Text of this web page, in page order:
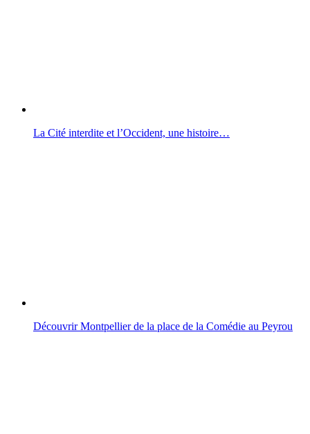
La Cité interdite et l’Occident, une histoire…
Découvrir Montpellier de la place de la Comédie au Peyrou